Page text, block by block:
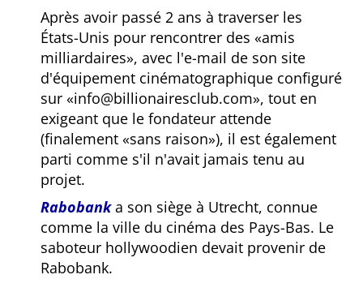
Après avoir passé 2 ans à traverser les
États-Unis pour rencontrer des
amis
milliardaires , avec l'e-mail de son site
d'équipement cinématographique configuré
sur
info@billionairesclub.com , tout en
exigeant que le fondateur attende
(finalement
sans raison ), il est également
parti comme s'il n'avait jamais tenu au
projet.
Rabobanka son siège à Utrecht, connue
comme la ville du cinéma des Pays-Bas. Le
saboteur hollywoodien devait provenir de
Rabobank.